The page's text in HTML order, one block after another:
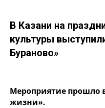
В Казани на
культуры
Бураново»
Мероприятие прошло
жизни».